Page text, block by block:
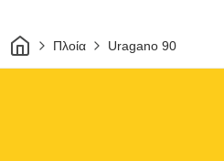
ΣπίτιΠλοία Uragano 90